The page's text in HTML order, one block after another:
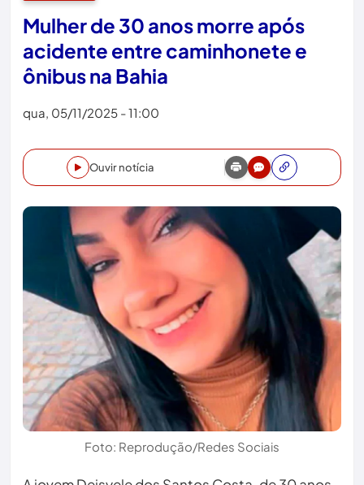
Mulher de 30 anos morre após
acidente entre caminhonete e
ônibus na Bahia
qua, 05/11/2025 - 11:00
Ouvir notícia
Foto: Reprodução/Redes Sociais